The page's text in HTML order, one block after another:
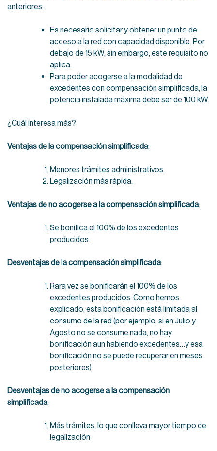
anteriores:
Es necesario solicitar y obtener un punto de
acceso a la red con capacidad disponible. Por
debajo de 15 kW, sin embargo, este requisito no
aplica.
Para poder acogerse a la modalidad de
excedentes con compensación simplificada, la
potencia instalada máxima debe ser de 100 kW.
¿Cuál interesa más?
Ventajas de la compensación simplificada:
Menores trámites administrativos.
Legalización más rápida.
Ventajas de no acogerse a la compensación simplificada:
Se bonifica el 100% de los excedentes
producidos.
Desventajas de la compensación simplificada:
Rara vez se bonificarán el 100% de los
excedentes producidos. Como hemos
explicado, esta bonificación está limitada al
consumo de la red (por ejemplo, si en Julio y
Agosto no se consume nada, no hay
bonificación aun habiendo excedentes…y esa
bonificación no se puede recuperar en meses
posteriores)
Desventajas de no acogerse a la compensación
simplificada:
Más trámites, lo que conlleva mayor tiempo de
legalización